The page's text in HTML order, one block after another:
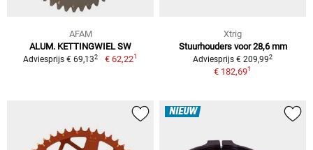
AFAM
ALUM. KETTINGWIEL SW
Adviesprijs € 69,132 € 62,221
Xtrig
Stuurhouders voor 28,6 mm
Adviesprijs € 209,992
€ 182,691
NIEUW